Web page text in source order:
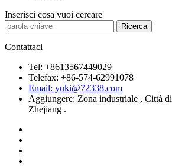
Inserisci cosa vuoi cercare
Contattaci
Tel: +8613567449029
Telefax: +86-574-62991078
Email: yuki@72338.com
Aggiungere: Zona industriale , Città
Zhejiang .